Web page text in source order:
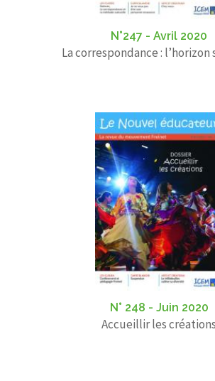
N°247 - Avril 2020
La correspondance : l’horizon
N° 248 - Juin 2020
Accueillir les créations